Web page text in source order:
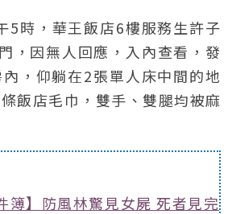
5時，華王飯店6樓服務生許子
，因無人回應，入內查看，發
，仰躺在2張單人床中間的地
飯店毛巾，雙手、雙腿均被麻
簿】防風林驚見女屍 死者見完